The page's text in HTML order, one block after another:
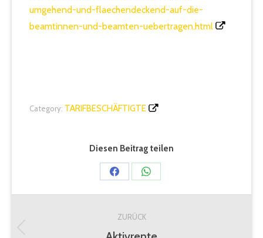
umgehend-und-flaechendeckend-auf-die-
beamtinnen-und-beamten-uebertragen.html
Category: TARIFBESCHÄFTIGTE
Diesen Beitrag teilen
Share
on
Facebook
Share
on
WhatsApp
ZURÜCK
Vorheriger